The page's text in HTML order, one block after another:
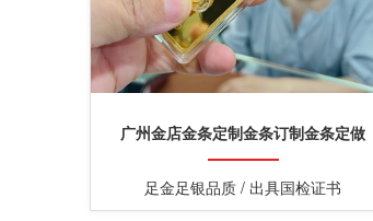
广州金店金条定制金条订制金条定做
足金足银品质 / 出具国检证书